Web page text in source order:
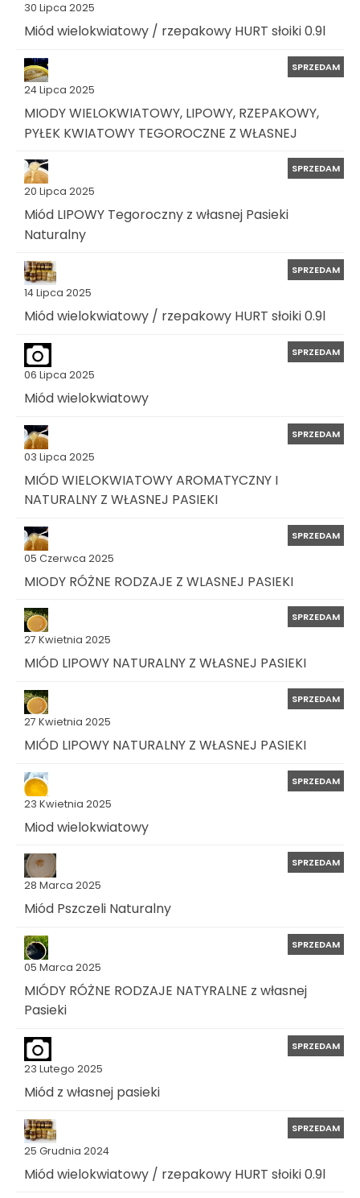
30 Lipca 2025
Miód wielokwiatowy / rzepakowy HURT słoiki 0.9l
24 Lipca 2025
SPRZEDAM
MIODY WIELOKWIATOWY, LIPOWY, RZEPAKOWY,
PYŁEK KWIATOWY TEGOROCZNE Z WŁASNEJ
20 Lipca 2025
SPRZEDAM
Miód LIPOWY Tegoroczny z własnej Pasieki
Naturalny
14 Lipca 2025
SPRZEDAM
Miód wielokwiatowy / rzepakowy HURT słoiki 0.9l
06 Lipca 2025
SPRZEDAM
Miód wielokwiatowy
03 Lipca 2025
SPRZEDAM
MIÓD WIELOKWIATOWY AROMATYCZNY I
NATURALNY Z WŁASNEJ PASIEKI
05 Czerwca 2025
SPRZEDAM
MIODY RÓŻNE RODZAJE Z WLASNEJ PASIEKI
27 Kwietnia 2025
SPRZEDAM
MIÓD LIPOWY NATURALNY Z WŁASNEJ PASIEKI
27 Kwietnia 2025
SPRZEDAM
MIÓD LIPOWY NATURALNY Z WŁASNEJ PASIEKI
23 Kwietnia 2025
SPRZEDAM
Miod wielokwiatowy
28 Marca 2025
SPRZEDAM
Miód Pszczeli Naturalny
05 Marca 2025
SPRZEDAM
MIÓDY RÓŻNE RODZAJE NATYRALNE z własnej
Pasieki
23 Lutego 2025
SPRZEDAM
Miód z własnej pasieki
25 Grudnia 2024
SPRZEDAM
Miód wielokwiatowy / rzepakowy HURT słoiki 0.9l